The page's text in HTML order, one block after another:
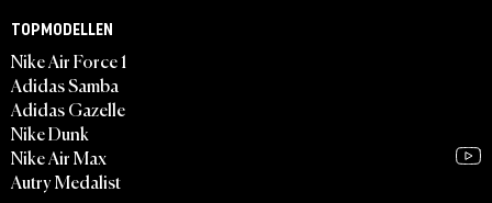
TOPMODELLEN
Nike Air Force 1
Adidas Samba
Adidas Gazelle
Nike Dunk
Nike Air Max
Autry Medalist